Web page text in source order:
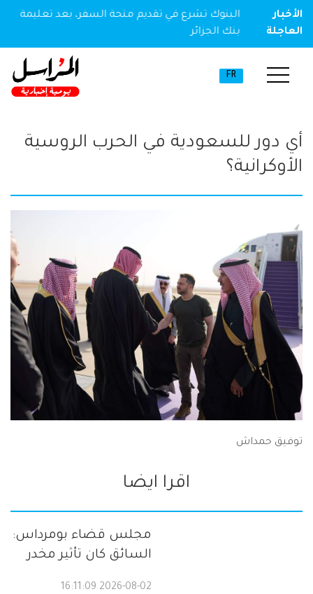
الأخبار
العاجلة
مخدر
البنوك تشرع في تقديم منحة السفر، بعد تعليمة
بنك الجزائر
FR
أي دور للسعودية في الحرب الروسية
الأوكرانية؟
توفيق حمداش
اقرا ايضا
مجلس قضاء بومرداس:
السائق كان تأثير مخدر
2026-08-02 16:11:09